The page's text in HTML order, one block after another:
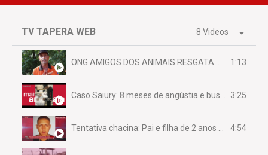
TV TAPERA WEB 8 Videos
1:13
3:25
4:54